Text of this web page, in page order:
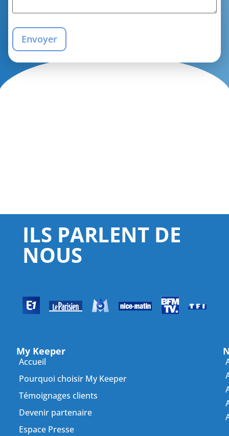
ILS PARLENT DE
NOUS
My Keeper
Accueil
Pourquoi choisir My Keeper
Témoignages clients
Devenir partenaire
Espace Presse